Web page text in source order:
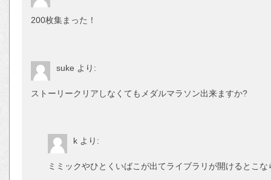
200枚集まった！
suke より:
ストーリークリアしなくてもメダルマラソン出来ますか?
k より:
ミミックやひとくいばこが出てライブラリが開けるとこ